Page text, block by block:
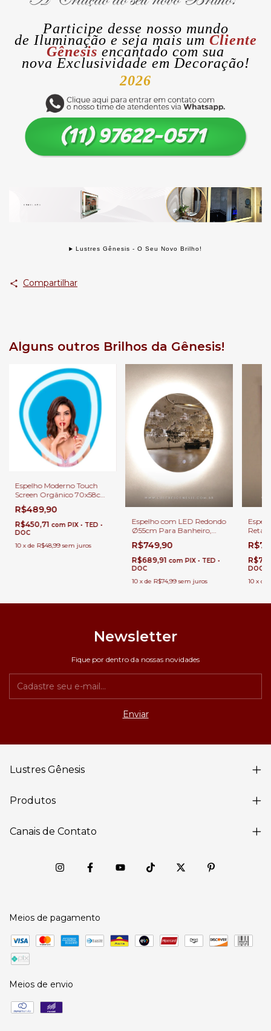
Participe desse nosso mundo
de Iluminação e seja mais um Cliente
Gênesis encantado com sua
nova Exclusividade em Decoração!
2026
Lustres Gênesis - O Seu Novo Brilho!
Compartilhar
Alguns outros Brilhos da Gênesis!
Espelho Moderno Touch
Screen Orgânico 70x58cm
com LED Luz Direta Para
Banheiro, Penteadeira,
Salão de Beleza e Lojas
R$489,90
R$450,71 com PIX • TED •
DOC
10 xde R$48,99 sem juros
Espelho com LED Redondo
Ø55cm Para Banheiro,
Penteadeira, Salão e Lojas
R$749,90
R$689,91 com PIX • TED •
DOC
10 xde R$74,99 sem juros
Salão
DOC
10 x de
Newsletter
Fique por dentro da nossas novidades
Lustres Gênesis
Produtos
Canais de Contato
Meios de pagamento
Meios de envio